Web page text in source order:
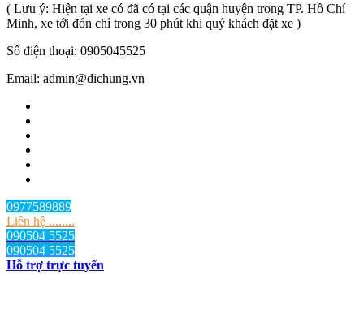
( Lưu ý: Hiện tại xe có đã có tại các quận huyện trong TP. Hồ Chí
Minh, xe tới đón chỉ trong 30 phút khi quý khách đặt xe )
Số điện thoại: 0905045525
Email: admin@dichung.vn
0977589889
Liên hệ ........
090504 5525
090504 5525
Hỗ trợ trực tuyến